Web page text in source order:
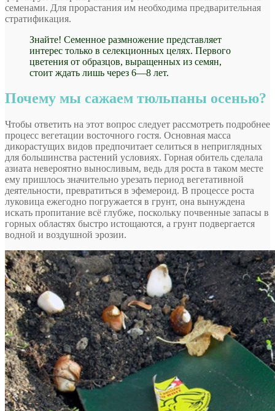
семенами. Для прорастания им необходима предварительная
стратификация.
Знайте! Семенное размножение представляет
интерес только в селекционных целях. Первого
цветения от образцов, выращенных из семян,
стоит ждать лишь через 6—8 лет.
Почему мы сажаем тюльпаны осенью?
Чтобы ответить на этот вопрос следует рассмотреть подробнее
процесс вегетации восточного гостя. Основная масса
дикорастущих видов предпочитает селиться в неприглядных
для большинства растений условиях. Горная обитель сделала
азиата невероятно выносливым, ведь для роста в таком месте
ему пришлось значительно урезать период вегетативной
деятельности, превратиться в эфемероид. В процессе роста
луковица ежегодно погружается в грунт, она вынуждена
искать пропитание всё глубже, поскольку почвенные запасы в
горных областях быстро истощаются, а грунт подвергается
водной и воздушной эрозии.